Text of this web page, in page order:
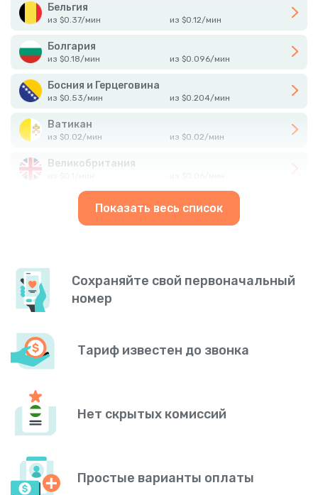
Бельгия
из $0.37/мин из $0.12/мин
Болгария
из $0.18/мин из $0.096/мин
Босния и Герцеговина
из $0.53/мин из $0.204/мин
Ватикан
из $0.02/мин из $0.02/мин
Великобритания
Показать весь список
Сохраняйте свой первоначальный
номер
Тариф известен до звонка
Нет скрытых комиссий
Простые варианты оплаты